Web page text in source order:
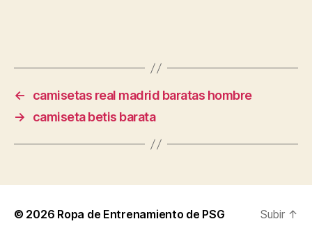
←
camisetas real madrid baratas hombre
→
camiseta betis barata
© 2026 Ropa de Entrenamiento de PSG Subir ↑